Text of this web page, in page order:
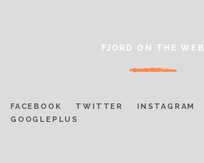
FJORD ON THE WEB
FACEBOOK TWITTER INSTAGRAM
GOOGLEPLUS